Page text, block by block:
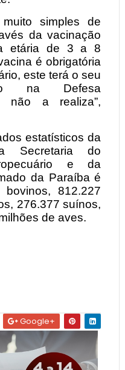
simples de
da vacinação
etária de 3 a 8
é obrigatória
este terá o seu
na Defesa
não a realiza”,
estatísticos da
Secretaria do
e da
da Paraíba é
812.227
276.377 suínos,
de aves.
Google+